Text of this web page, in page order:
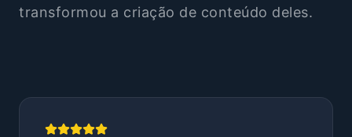
transformou a criação de conteúdo deles.